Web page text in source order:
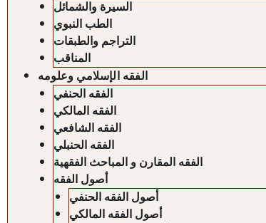
السيرة والشمائل
الطب النبوي
التراجم والطبقات
المناقب
الفقه الإسلامي وعلومه
الفقه الحنفي
الفقه المالكي
الفقه الشافعي
الفقه الحنبلي
الفقه المقارن و المباحث الفقهية
أصول الفقه
أصول الفقه الحنفي
أصول الفقه المالكي